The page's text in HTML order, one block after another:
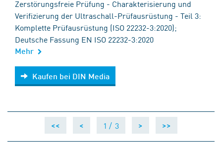
Zerstörungsfreie Prüfung - Charakterisierung und
Verifizierung der Ultraschall-Prüfausrüstung - Teil 3:
Komplette Prüfausrüstung (ISO 22232-3:2020);
Deutsche Fassung EN ISO 22232-3:2020
Mehr
Kaufen bei DIN Media
Kaufen bei DIN Media
<< < 1 / 3 > >>